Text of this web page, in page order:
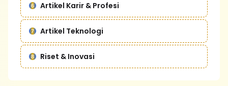
Artikel Karir & Profesi
Artikel Teknologi
Riset & Inovasi